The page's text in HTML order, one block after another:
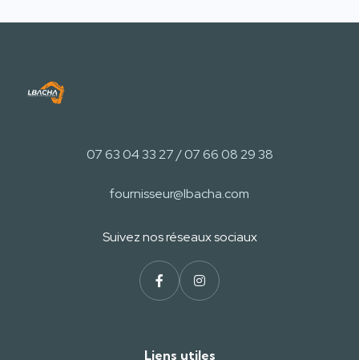
07 63 04 33 27 / 07 66 08 29 38
fournisseur@lbacha.com
Suivez nos réseaux sociaux
Liens utiles